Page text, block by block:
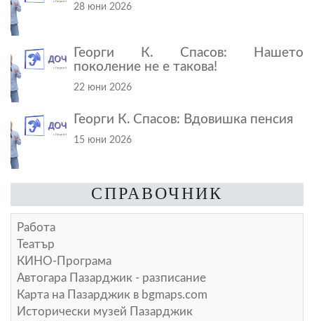
28 юни 2026
Георги К. Спасов: Нашето
поколение не е такова!
22 юни 2026
Георги К. Спасов: Вдовишка пенсия
15 юни 2026
СПРАВОЧНИК
Работа
Театър
КИНО-Програма
Автогара Пазарджик - разписание
Карта на Пазарджик в bgmaps.com
Исторически музей Пазарджик